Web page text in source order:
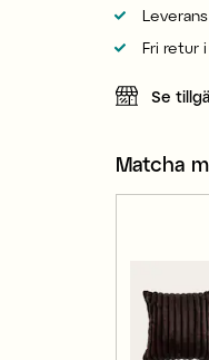
Fri retur
Se
Matcha